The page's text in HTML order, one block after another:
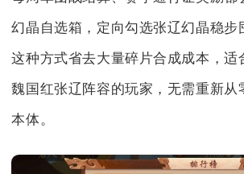
幻晶自选箱，定向勾选张辽幻晶稳步
这种方式省去大量碎片合成成本，适
魏国红张辽阵容的玩家，无需重新从
本体。